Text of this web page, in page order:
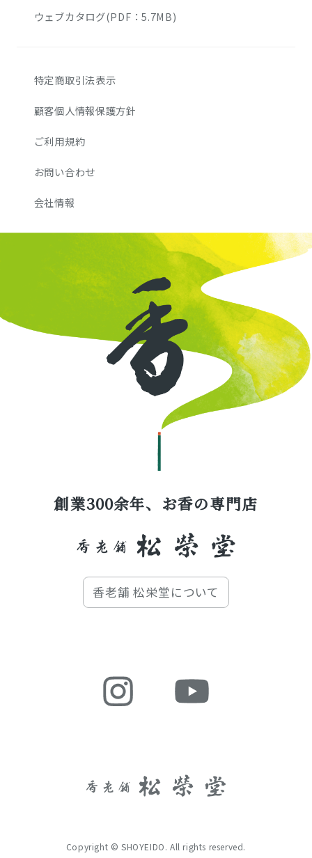
ウェブカタログ(PDF：5.7MB)
特定商取引法表示
顧客個人情報保護方針
ご利用規約
お問い合わせ
会社情報
創業300余年、お香の専門店
香老舗 松栄堂について
Copyright © SHOYEIDO. All rights reserved.